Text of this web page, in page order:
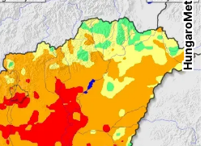
HungaroMet